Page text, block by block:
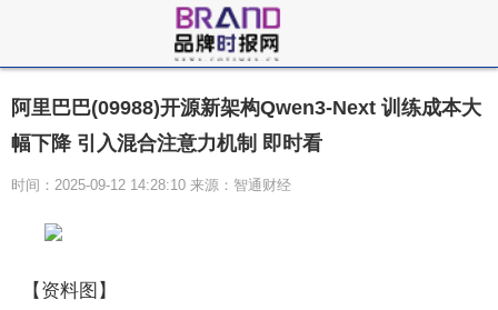
阿里巴巴(09988)开源新架构Qwen3-Next 训练成本大
幅下降 引入混合注意力机制 即时看
时间：2025-09-12 14:28:10 来源：智通财经
【资料图】